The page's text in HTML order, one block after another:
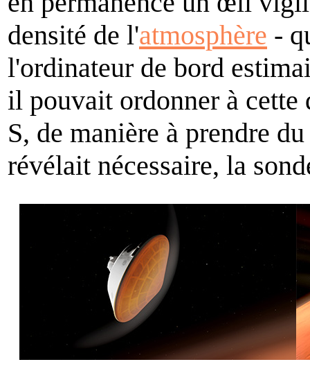
densité de l'atmosphère -
l'ordinateur de bord
il pouvait ordonner à cette
S, de manière à prendre
révélait nécessaire, la